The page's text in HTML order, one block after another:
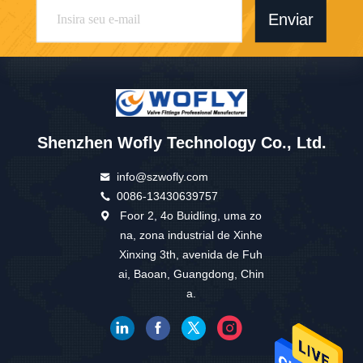
Enviar
Shenzhen Wofly Technology Co., Ltd.
info@szwofly.com
0086-13430639757
Foor 2, 4o Buidling, uma zo
na, zona industrial de Xinhe
Xinxing 3th, avenida de Fuh
ai, Baoan, Guangdong, Chin
a.